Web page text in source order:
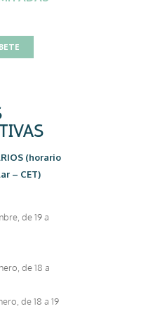
(horario
– CET)
de 19 a
de 18 a
de 18 a 19